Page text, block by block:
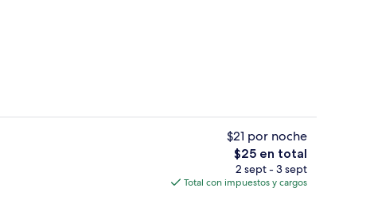
Bar (en la propiedad)
$21 por noche
El
precio
total
$25 en total
2 sept - 3 sept
Total con impuestos y cargos